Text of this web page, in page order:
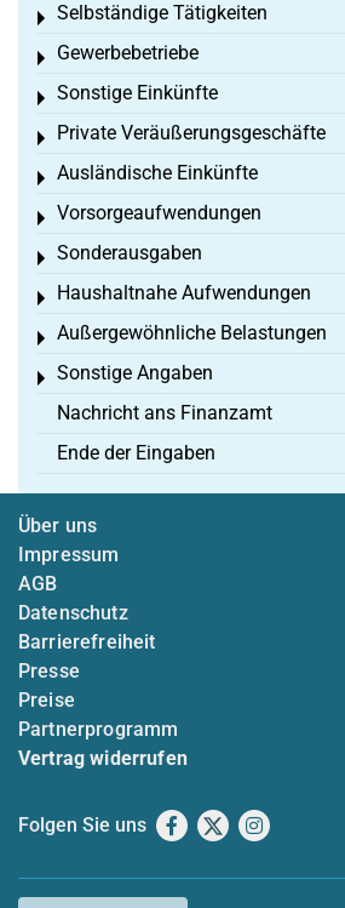
Selbständige Tätigkeiten
Toggle menu
Gewerbebetriebe
Toggle menu
Sonstige Einkünfte
Toggle menu
Private Veräußerungsgeschäfte
Toggle menu
Ausländische Einkünfte
Toggle menu
Vorsorgeaufwendungen
Toggle menu
Sonderausgaben
Toggle menu
Haushaltnahe Aufwendungen
Toggle menu
Außergewöhnliche Belastungen
Toggle menu
Sonstige Angaben
Toggle menu
Nachricht ans Finanzamt
Ende der Eingaben
Über uns
Impressum
AGB
Datenschutz
Barrierefreiheit
Presse
Preise
Partnerprogramm
Vertrag widerrufen
Folgen Sie uns Facebook
X Instagram